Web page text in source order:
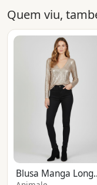
Quem viu,
Blusa